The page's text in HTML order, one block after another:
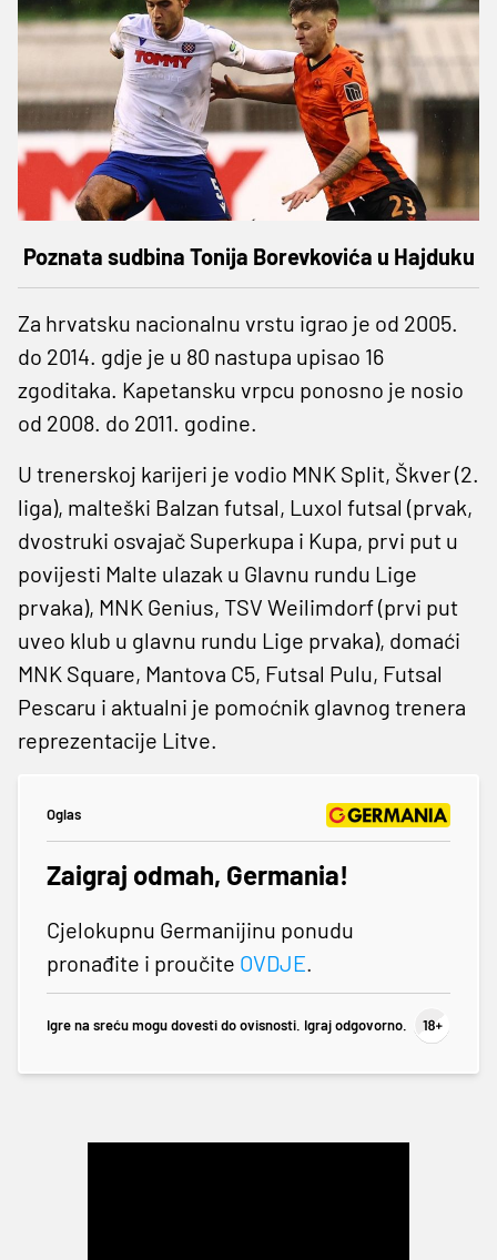
Poznata sudbina Tonija Borevkovića u Hajduku
Za hrvatsku nacionalnu vrstu igrao je od 2005.
do 2014. gdje je u 80 nastupa upisao 16
zgoditaka. Kapetansku vrpcu ponosno je nosio
od 2008. do 2011. godine.
U trenerskoj karijeri je vodio MNK Split, Škver (2.
liga), malteški Balzan futsal, Luxol futsal (prvak,
dvostruki osvajač Superkupa i Kupa, prvi put u
povijesti Malte ulazak u Glavnu rundu Lige
prvaka), MNK Genius, TSV Weilimdorf (prvi put
uveo klub u glavnu rundu Lige prvaka), domaći
MNK Square, Mantova C5, Futsal Pulu, Futsal
Pescaru i aktualni je pomoćnik glavnog trenera
reprezentacije Litve.
Oglas
Zaigraj odmah, Germania!
Cjelokupnu Germanijinu ponudu
pronađite i proučite OVDJE
Igre na sreću mogu dovesti do ovisnosti. Igraj odgovorno.